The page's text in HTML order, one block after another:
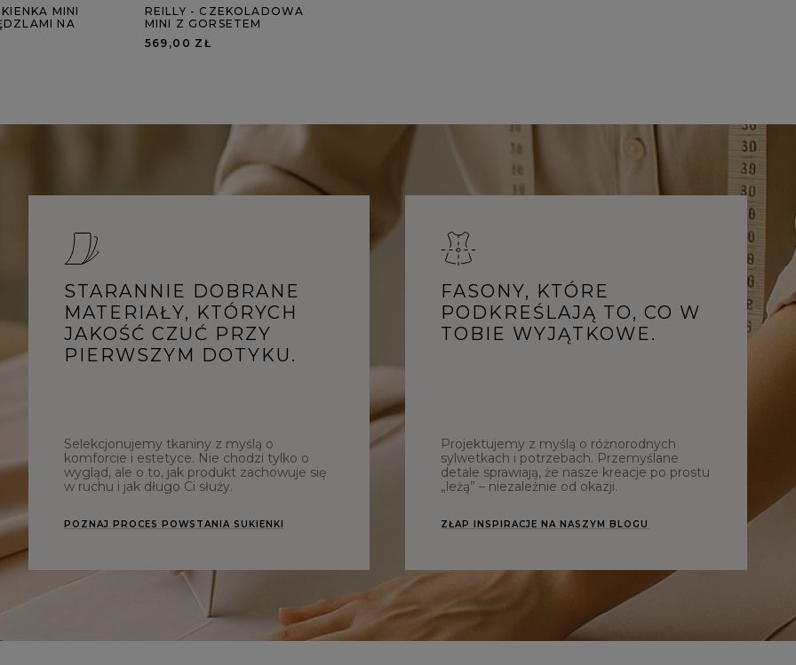
MINI
NA
REILLY - CZEKOLADOWA
MINI Z GORSETEM
569,00 ZŁ
STARANNIE DOBRANE
MATERIAŁY, KTÓRYCH
JAKOŚĆ CZUĆ PRZY
PIERWSZYM DOTYKU.
Selekcjonujemy tkaniny z myślą o
komforcie i estetyce. Nie chodzi tylko o
wygląd, ale o to, jak produkt zachowuje się
w ruchu i jak długo Ci służy.
POZNAJ PROCES POWSTANIA SUKIENKI
FASONY, KTÓRE
PODKREŚLAJĄ TO, CO W
TOBIE WYJĄTKOWE.
Projektujemy z myślą o różnorodnych
sylwetkach i potrzebach. Przemyślane
detale sprawiają, że nasze kreacje po prostu
„leżą” – niezależnie od okazji.
ZŁAP INSPIRACJE NA NASZYM BLOGU